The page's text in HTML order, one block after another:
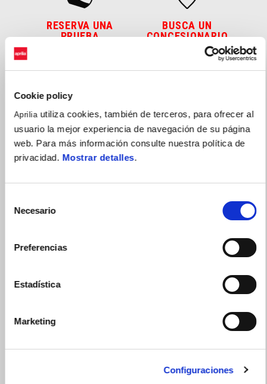
Cookie policy
Aprilia utiliza cookies, también de terceros, para ofrecer al
usuario la mejor experiencia de navegación de su página
web. Para más información consulte nuestra política de
privacidad. Mostrar detalles.
Necesario
Preferencias
Estadística
Marketing
Configuraciones
RESERVA UNA
PRUEBA
BUSCA UN
CONCESIONARIO
CONFIGURA RESERVA UNA CITA
CON a-PRC
Alcanza tus límites y empújalos cada vez más lejos. Las Aprilia
RSV4 y RSV4 Factory están equipadas con el sistema a-PRC,
precisión y seguridad al máximo. Gracias a los componentes
sobre los controles de tracción, caballito y guiñada, el
prepara para ofrecerte una intervención dinámica a medida:
más control, más prestaciones, más adrenalina. El sistema de